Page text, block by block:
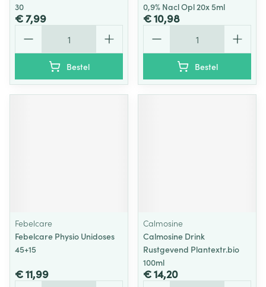
30
€ 7,99
Bestel
0,9% Nacl Opl 20x 5ml
€ 10,98
Bestel
Febelcare
Febelcare Physio Unidoses
45+15
€ 11,99
Calmosine
Calmosine Drink
Rustgevend Plantextr.bio
100ml
€ 14,20